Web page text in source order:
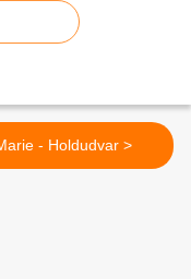
Marie - Holdudvar >